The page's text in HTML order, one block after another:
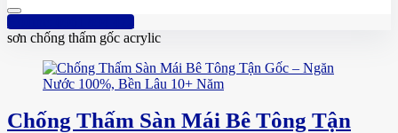
Hotline: 0961 894 472
sơn chống thấm gốc acrylic
Chống Thấm Sàn Mái Bê Tông Tận